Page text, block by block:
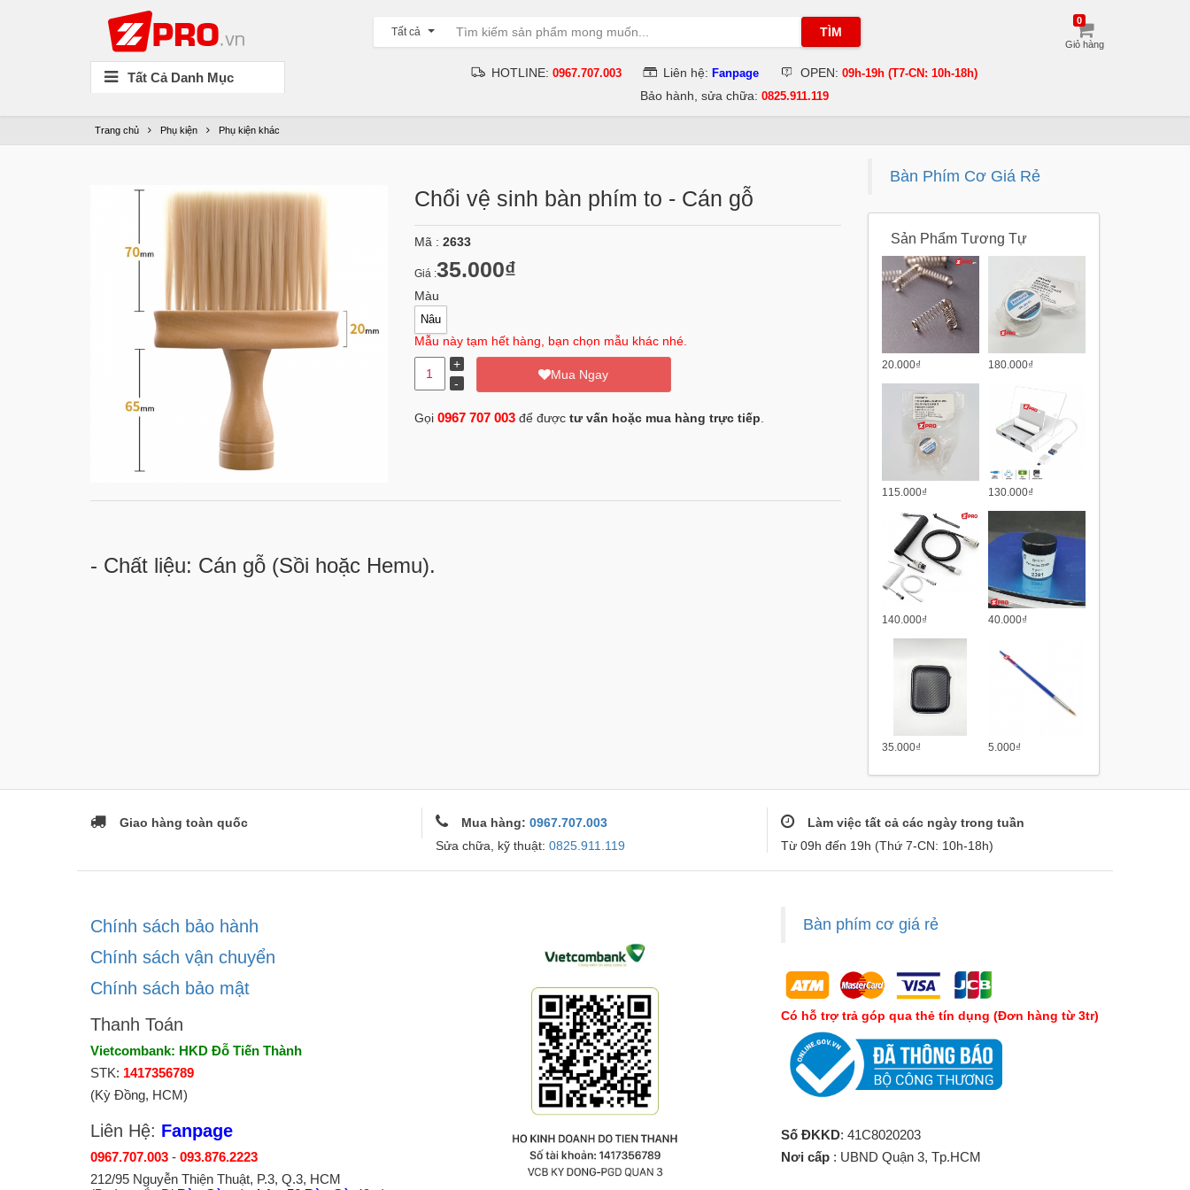
Tất cả TÌM
Giỏ hàng
0
Tất Cả Danh Mục HOTLINE:0967.707.003 Liên hệ:Fanpage OPEN:09h-19h (T7-CN: 10h-18h)
Bảo hành, sửa chữa:0825.911.119
Trang chủ Phụ kiện Phụ kiện khác
Chổi vệ sinh bàn phím to - Cán gỗ
Mã : 2633
Giá :35.000₫
Màu
Nâu
Mẫu này tạm hết hàng, bạn chọn mẫu khác nhé.
Mua Ngay
Gọi 0967 707 003để được tư vấn hoặc mua hàng trực tiếp
- Chất liệu: Cán gỗ (Sồi hoặc Hemu).
Bàn Phím Cơ Giá Rẻ
Sản Phẩm Tương Tự
20.000₫ 180.000₫
115.000₫ 130.000₫
140.000₫ 40.000₫
35.000₫ 5.000₫
Giao hàng toàn quốc Mua hàng: 0967.707.003
Sửa chữa, kỹ thuật: 0825.911.119
Làm việc tất cả các ngày trong tuần
Từ 09h đến 19h (Thứ 7-CN: 10h-18h)
Chính sách bảo hành
Chính sách vận chuyển
Chính sách bảo mật
Thanh Toán
Vietcombank: HKD Đỗ Tiến Thành
STK: 1417356789
(Kỳ Đồng, HCM)
Liên Hệ: Fanpage
0967.707.003 - 093.876.2223
212/95 Nguyễn Thiện Thuật, P.3, Q.3, HCM
Bàn phím cơ giá rẻ
Có hỗ trợ trả góp qua thẻ tín dụng (Đơn hàng từ 3tr)
Số ĐKKD: 41C8020203
Nơi cấp : UBND Quận 3, Tp.HCM